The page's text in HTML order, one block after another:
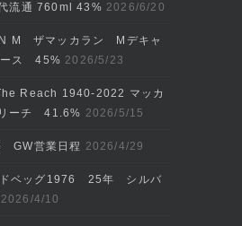
流通 760ml 43% 2026/6/20
M ザマッカラン Mデキャ
ス 45% 2026/5/23
Reach 1940-2022 マッカ
ーチ 41.6% 2026/5/15
営業日程 2026/4/29
ベッグ1976 25年 シルバ
2026/4/10